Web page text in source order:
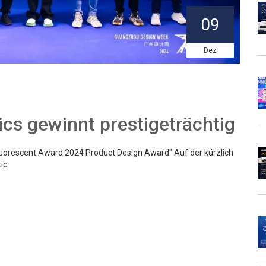
09
Dez
gewinnt prestigeträchtig
Award 2024 Product Design Award" Auf der kürzlich